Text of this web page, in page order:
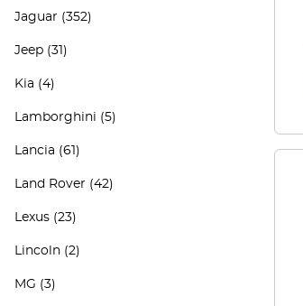
Jaguar (352)
Jeep (31)
Kia (4)
Lamborghini (5)
Lancia (61)
Land Rover (42)
Lexus (23)
Lincoln (2)
MG (3)